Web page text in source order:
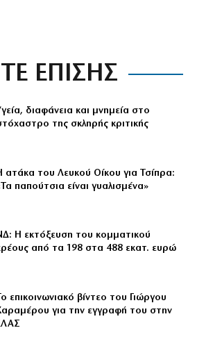
ΕΠΙΣΗΣ
διαφάνεια και μνημεία στο
της σκληρής κριτικής
ατάκα του Λευκού Οίκου για Τσίπρα:
παπούτσια είναι γυαλισμένα»
Η εκτόξευση του κομματικού
από τα 198 στα 488 εκατ. ευρώ
επικοινωνιακό βίντεο του Γιώργου
για την εγγραφή του στην